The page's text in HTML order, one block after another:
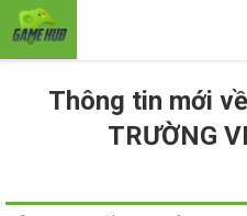
Thông tin mới
TRƯỜNG